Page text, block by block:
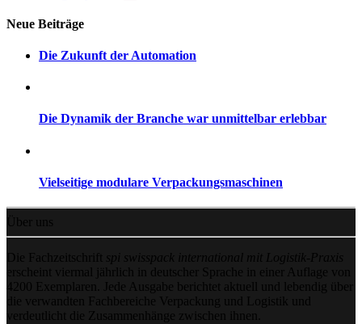
Neue Beiträge
Die Zukunft der Automation
Die Dynamik der Branche war unmittelbar erlebbar
Vielseitige modulare Verpackungsmaschinen
Über uns
Die Fachzeitschrift
spi swisspack international mit Logistik-Praxis
erscheint viermal jährlich in deutscher Sprache in einer Auflage von
4200 Exemplaren. Jede Ausgabe berichtet aktuell und lebendig über
die verwandten Fachbereiche Verpackung und Logistik und
verdeutlicht die Zusammenhänge zwischen ihnen.